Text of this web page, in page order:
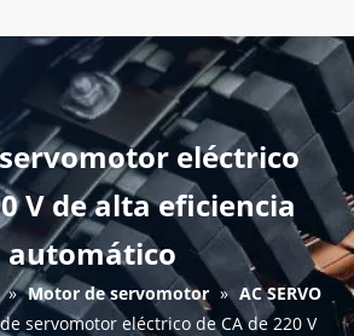
eléctrico
V de alta eficiencia
automático
» Motor de servomotor » AC SERVO
servomotor eléctrico de CA de 220 V